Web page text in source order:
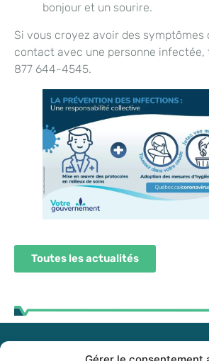
bonjour et un sourire.
Si vous croyez avoir des symptômes
contact avec une personne infectée,
877 644-4545.
Toutes les actualités